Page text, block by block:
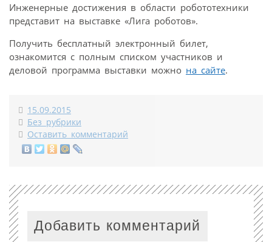
Инженерные достижения в области робототехники
представит на выставке «Лига роботов».
Получить бесплатный электронный билет,
ознакомится с полным списком участников и
деловой программа выставки можно на сайте.
15.09.2015
Без рубрики
Оставить комментарий
Добавить комментарий